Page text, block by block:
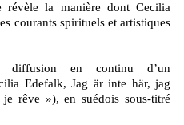
la manière dont Cecilia
courants spirituels et artistiques
diffusion en continu d’un
Edefalk, Jag är inte här, jag
rêve »), en suédois sous-titré